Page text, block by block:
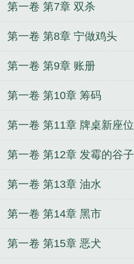
第一卷 第7章 双杀
第一卷 第8章 宁做鸡头
第一卷 第9章 账册
第一卷 第10章 筹码
第一卷 第11章 牌桌新座位
第一卷 第12章 发霉的谷子
第一卷 第13章 油水
第一卷 第14章 黑市
第一卷 第15章 恶犬